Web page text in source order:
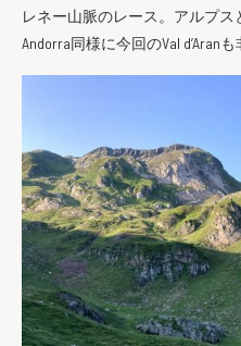
レネー山脈のレース。 アルプス
Andorra同様に今回のVal d’Aran